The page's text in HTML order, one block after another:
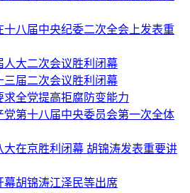
十八届中央纪委二次全会上发表重
人大二次会议胜利闭幕
三届二次会议胜利闭幕
求全党提高拒腐防变能力
党第十八届中央委员会第一次全体
大在京胜利闭幕 胡锦涛发表重要讲
幕胡锦涛江泽民等出席